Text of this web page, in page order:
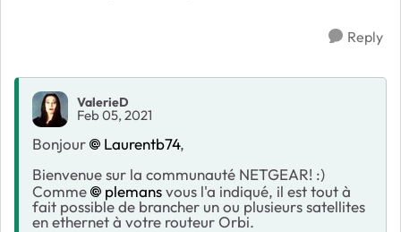
Reply
ValerieD
Feb 05, 2021
Bonjour Laurentb74,
Bienvenue sur la communauté NETGEAR! :)
Comme
plemansvous l'a indiqué, il est tout à
fait possible de brancher un ou plusieurs satellites
en ethernet à votre routeur Orbi.